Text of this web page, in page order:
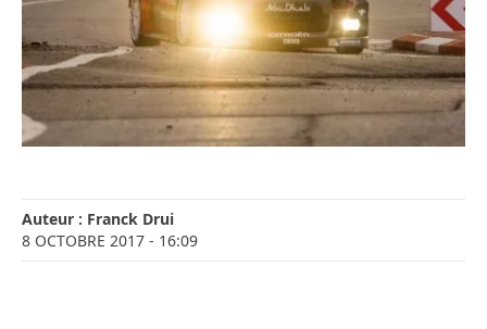
Auteur : Franck Drui
8 OCTOBRE 2017 - 16:09